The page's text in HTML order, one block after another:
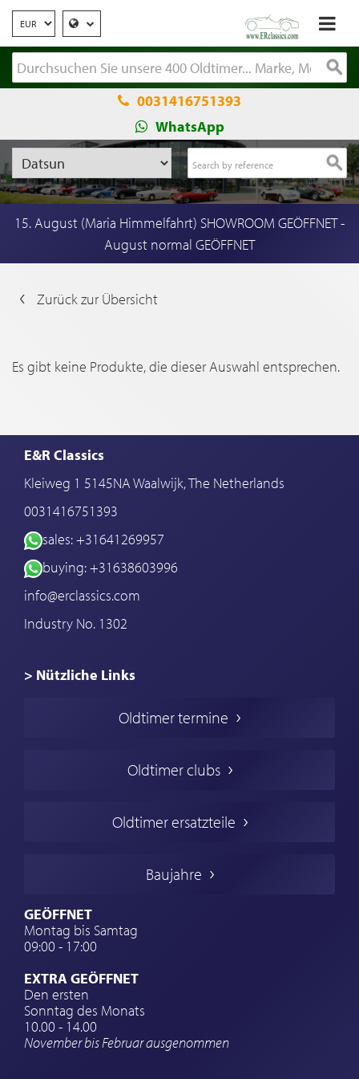
0031416751393
WhatsApp
15. August (Maria Himmelfahrt) SHOWROOM GEÖFFNET -
August normal GEÖFFNET
Zurück zur Übersicht
Es gibt keine Produkte, die dieser Auswahl entsprechen.
E&R Classics
Kleiweg 1 5145NA Waalwijk, The Netherlands
0031416751393
sales: +31641269957
buying: +31638603996
info@erclassics.com
Industry No. 1302
> Nützliche Links
Oldtimers in Europa
Englische Oldtimer
Deutsche Oldtimer
Schwedische Oldtimer
Oldtimer mit h-kennzeichen
Auto Oldtimer Markt
Oldtimer-Versicherung
Oldtimer-Clubs
Oldtimer-Reisen
Oldtimer termine
Oldtimer clubs
Oldtimer ersatzteile
Baujahre
GEÖFFNET
Montag bis Samtag
09:00 - 17:00
EXTRA GEÖFFNET
Den ersten
Sonntag des Monats
10.00 - 14.00
November bis Februar ausgenommen